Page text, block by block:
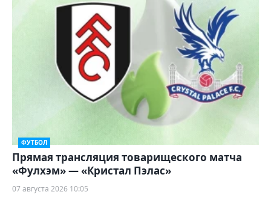
ФУТБОЛ
Прямая трансляция товарищеского матча
«Фулхэм» — «Кристал Пэлас»
07 августа 2026 10:05